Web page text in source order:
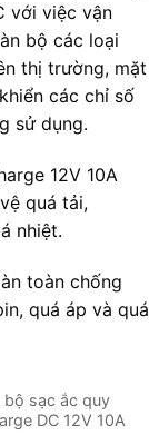
với việc vận
bộ các loại
thị trường, mặt
các chỉ số
sử dụng.
12V 10A
quá tải,
nhiệt.
toàn chống
quá áp và quá
bộ sạc ắc quy
DC 12V 10A